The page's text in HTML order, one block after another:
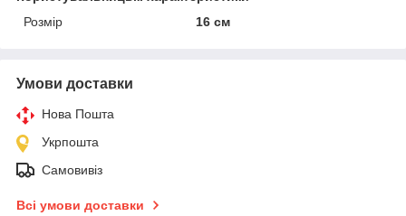
Розмір
16 см
Умови доставки
Нова Пошта
Укрпошта
Самовивіз
Всі умови доставки